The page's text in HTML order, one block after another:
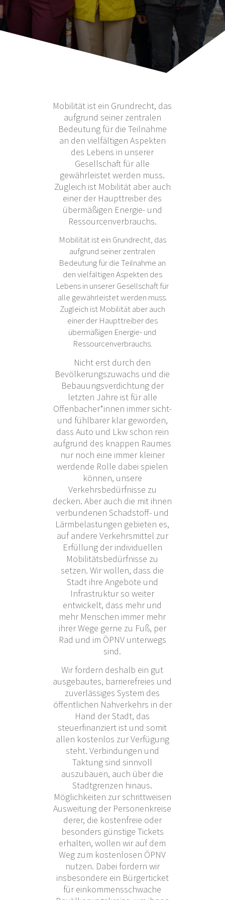
Mobilität ist ein Grundrecht, das
aufgrund seiner zentralen
Bedeutung für die Teilnahme
an den vielfältigen Aspekten
des Lebens in unserer
Gesellschaft für alle
gewährleistet werden muss.
Zugleich ist Mobilität aber auch
einer der Haupttreiber des
übermäßigen Energie- und
Ressourcenverbrauchs.
Mobilität ist ein Grundrecht, das
aufgrund seiner zentralen
Bedeutung für die Teilnahme an
den vielfältigen Aspekten des
Lebens in unserer Gesellschaft für
alle gewährleistet werden muss.
Zugleich ist Mobilität aber auch
einer der Haupttreiber des
übermäßigen Energie- und
Ressourcenverbrauchs.
Nicht erst durch den
Bevölkerungszuwachs und die
Bebauungsverdichtung der
letzten Jahre ist für alle
Offenbacher*innen immer sicht-
und fühlbarer klar geworden,
dass Auto und Lkw schon rein
aufgrund des knappen Raumes
nur noch eine immer kleiner
werdende Rolle dabei spielen
können, unsere
Verkehrsbedürfnisse zu
decken. Aber auch die mit ihnen
verbundenen Schadstoff- und
Lärmbelastungen gebieten es,
auf andere Verkehrsmittel zur
Erfüllung der individuellen
Mobilitätsbedürfnisse zu
setzen. Wir wollen, dass die
Stadt ihre Angebote und
Infrastruktur so weiter
entwickelt, dass mehr und
mehr Menschen immer mehr
ihrer Wege gerne zu Fuß, per
Rad und im ÖPNV unterwegs
sind.
Wir fordern deshalb ein gut
ausgebautes, barrierefreies und
zuverlässiges System des
öffentlichen Nahverkehrs in der
Hand der Stadt, das
steuerfinanziert ist und somit
allen kostenlos zur Verfügung
steht. Verbindungen und
Taktung sind sinnvoll
auszubauen, auch über die
Stadtgrenzen hinaus.
Möglichkeiten zur schrittweisen
Ausweitung der Personenkreise
derer, die kostenfreie oder
besonders günstige Tickets
erhalten, wollen wir auf dem
Weg zum kostenlosen ÖPNV
nutzen. Dabei fordern wir
insbesondere ein Bürgerticket
für einkommensschwache